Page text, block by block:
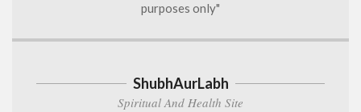
purposes only"
ShubhAurLabh
Spiritual And Health Site